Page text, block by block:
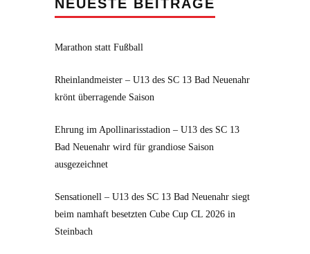
NEUESTE BEITRÄGE
Marathon statt Fußball
Rheinlandmeister – U13 des SC 13 Bad Neuenahr
krönt überragende Saison
Ehrung im Apollinarisstadion – U13 des SC 13
Bad Neuenahr wird für grandiose Saison
ausgezeichnet
Sensationell – U13 des SC 13 Bad Neuenahr siegt
beim namhaft besetzten Cube Cup CL 2026 in
Steinbach